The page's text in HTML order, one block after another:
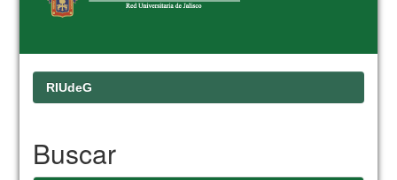
RIUdeG
Buscar